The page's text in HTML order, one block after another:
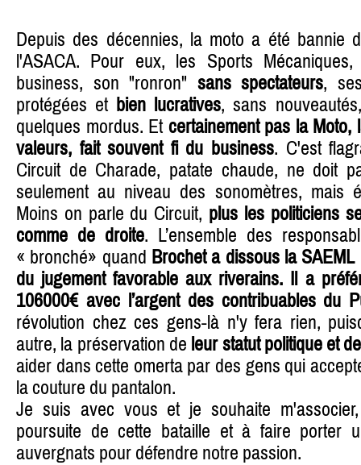
Depuis des décennies, la moto a été bannie
l'ASACA. Pour eux, les Sports
business, son "ronron" sans spectateurs,
protégées et bien lucratives, sans
quelques mordus. Et certainement pas la Moto,
valeurs, fait souvent fi du business. C'est
Circuit de Charade, patate chaude, ne doit
seulement au niveau des sonomètres, mais
Moins on parle du Circuit, plus les politiciens
comme de droite. L’ensemble des
« bronché» quand Brochet a dissous la
du jugement favorable aux riverains. Il a
106000€ avec l’argent des contribuables du
révolution chez ces gens-là n'y fera rien,
autre, la préservation de leur statut politique et
aider dans cette omerta par des gens qui
la couture du pantalon.
Je suis avec vous et je souhaite
poursuite de cette bataille et à faire porter
auvergnats pour défendre notre passion.